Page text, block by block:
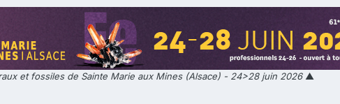
et fossiles de Sainte Marie aux Mines (Alsace) - 24>28 juin 2026▲